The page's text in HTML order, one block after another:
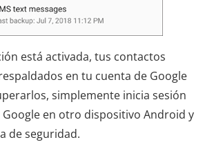
está activada, tus contactos
en tu cuenta de Google
simplemente inicia sesión
en otro dispositivo Android y
de seguridad.